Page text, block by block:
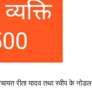
रीता यादव तथा स्वीप के नोडल